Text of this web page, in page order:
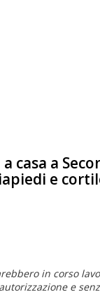
casa a
e
in corso
e